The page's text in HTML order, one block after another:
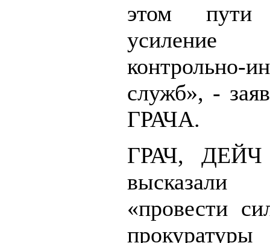
этом пути
усиление
контрольно-
служб», -
ГРАЧА.
ГРАЧ,
«провести